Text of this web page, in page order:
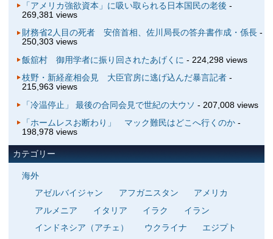
「アメリカ強欲資本」に吸い取られる日本国民の老後 -
269,381 views
財務省2人目の死者 安倍首相、佐川局長の答弁書作成・係長-
250,303 views
飯舘村 御用学者に振り回されたあげくに - 224,298 views
枝野・新経産相会見 大臣官房に逃げ込んだ暴言記者-
215,963 views
「冷温停止」 最後の合同会見で世紀の大ウソ - 207,008 views
「ホームレスお断わり」 マック難民はどこへ行くのか-
198,978 views
カテゴリー
海外
アゼルバイジャン
アフガニスタン
アメリカ
アルメニア
イタリア イラク
イラン
インドネシア（アチェ）
ウクライナ
エジプト